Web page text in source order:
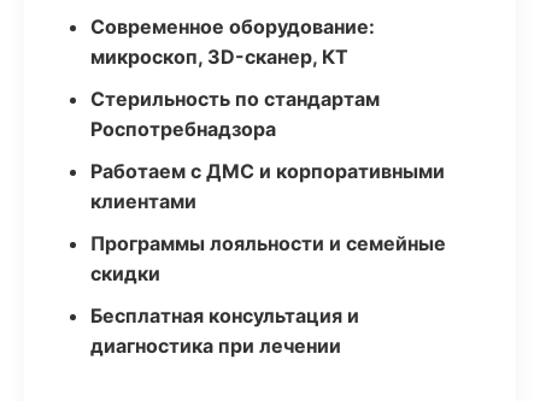
Современное оборудование:
микроскоп, 3D-сканер, КТ
Стерильность по стандартам
Роспотребнадзора
Работаем с ДМС и корпоративными
клиентами
Программы лояльности и семейные
скидки
Бесплатная консультация и
диагностика при лечении